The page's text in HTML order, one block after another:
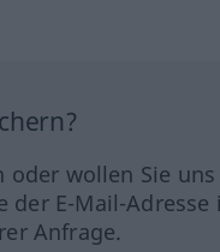
wollen Sie
der E-Mail-
Anfrage.